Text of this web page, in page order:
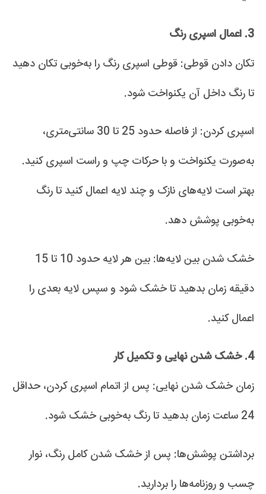
3. اعمال اسپری رنگ
تکان دادن قوطی: قوطی اسپری رنگ را به‌خوبی تکان دهید
تا رنگ داخل آن یکنواخت شود.
اسپری کردن: از فاصله حدود 25 تا 30 سانتی‌متری،
به‌صورت یکنواخت و با حرکات چپ و راست اسپری کنید.
بهتر است لایه‌های نازک و چند لایه اعمال کنید تا رنگ
به‌خوبی پوشش دهد.
خشک شدن بین لایه‌ها: بین هر لایه حدود 10 تا 15
دقیقه زمان بدهید تا خشک شود و سپس لایه بعدی را
اعمال کنید.
4. خشک شدن نهایی و تکمیل کار
زمان خشک شدن نهایی: پس از اتمام اسپری کردن، حداقل
24 ساعت زمان بدهید تا رنگ به‌خوبی خشک شود.
برداشتن پوشش‌ها: پس از خشک شدن کامل رنگ، نوار
چسب و روزنامه‌ها را بردارید.